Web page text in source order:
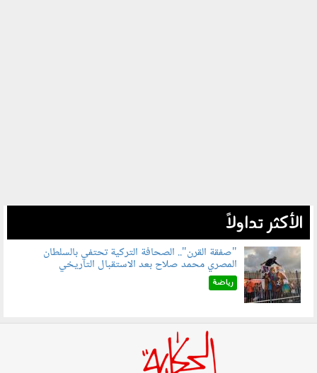
الأكثر تداولاً
070801.jpg
"صفقة القرن".. الصحافة التركية تحتفي بالسلطان
المصري محمد صلاح بعد الاستقبال التاريخي
رياضة